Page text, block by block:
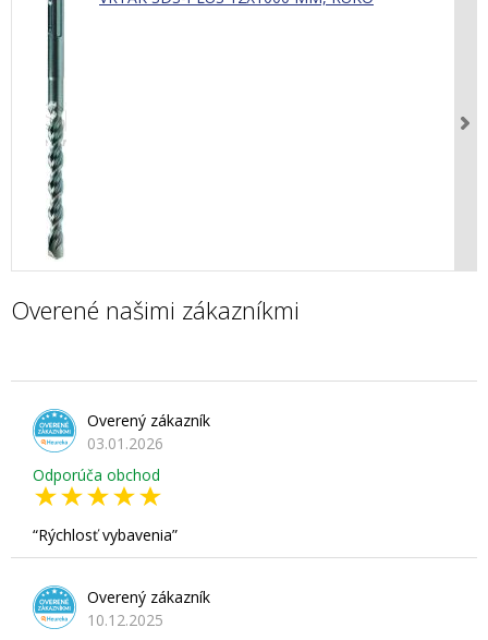
Overené našimi zákazníkmi
Overený zákazník
03.01.2026
Odporúča obchod
Rýchlosť vybavenia
Overený zákazník
10.12.2025